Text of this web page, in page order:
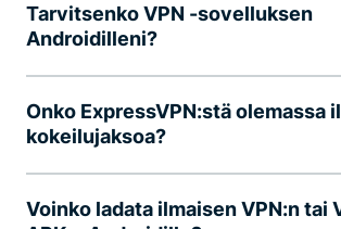
Tarvitsenko VPN -sovelluksen
Androidilleni?
Onko ExpressVPN:stä olemassa
kokeilujaksoa?
Voinko ladata ilmaisen VPN:n tai